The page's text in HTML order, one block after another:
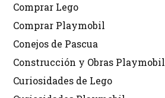
Comprar Lego
Comprar Playmobil
Conejos de Pascua
Construcción y Obras Playmobil
Curiosidades de Lego